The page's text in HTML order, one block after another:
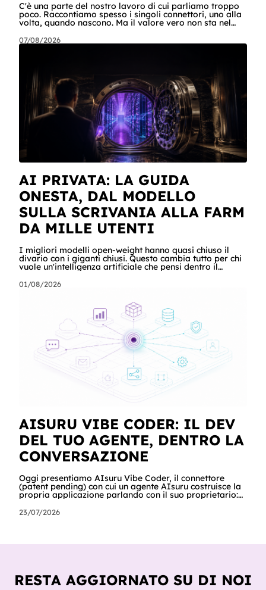
C'è una parte del nostro lavoro di cui parliamo troppo
poco. Raccontiamo spesso i singoli connettori, uno alla
volta, quando nascono. Ma il valore vero non sta nel
succede quando i pezzi lavorano insieme. Stamattina
alle 6, per dire, un agente ha attraversato cinque
ha recuperato un listino da SharePoint, ha calcolato gli
scost
07/08/2026
AI PRIVATA: LA GUIDA
ONESTA, DAL MODELLO
SULLA SCRIVANIA ALLA FARM
DA MILLE UTENTI
I migliori modelli open-weight hanno quasi chiuso il
divario con i giganti chiusi. Questo cambia tutto per chi
vuole un'intelligenza artificiale che pensi dentro il
chiunque abbia dati che non possono uscire. Ma la
quanto costa davvero, gradino per gradino, e cosa
serve perché un modello in casa sia sovranità e non un
far west privato. Questa guida racconta entrambe, con
esempi per ogni tagli
01/08/2026
AISURU VIBE CODER: IL DEV
DEL TUO AGENTE, DENTRO LA
CONVERSAZIONE
Oggi presentiamo AIsuru Vibe Coder, il connettore
(patent pending) con cui un agente AIsuru costruisce la
propria applicazione parlando con il suo proprietario:
accesso, nella stessa conversazione in cui vengono
del catalogo, cosa ci hanno già costruito tester e clienti,
23/07/2026
RESTA AGGIORNATO SU DI NOI